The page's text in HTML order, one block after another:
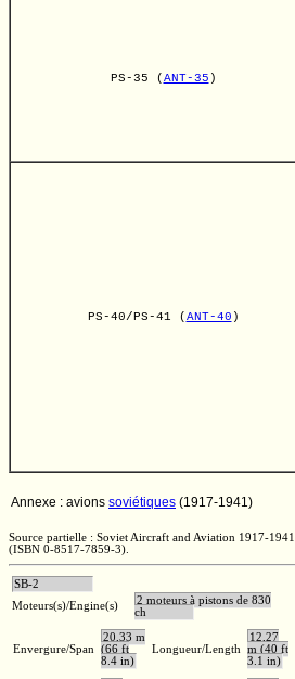
PS-35 (ANT-35 )
PS-40/PS-41 (ANT-40 )
Annexe : avions soviétiques (1917-1941)
Source partielle : Soviet Aircraft and Aviation 1917-1941
(ISBN 0-8517-7859-3).
SB-2
Moteurs(s)/Engine(s)
2 moteurs à pistons de 830
ch
Envergure/Span
20,33 m
(66 ft
8.4 in)
Longueur/Length
12,27
m (40 ft
3.1 in)